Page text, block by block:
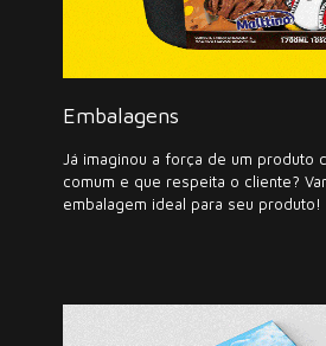
Embalagens
Já imaginou a força de um produto
comum e que respeita o cliente?
embalagem ideal para seu produto!